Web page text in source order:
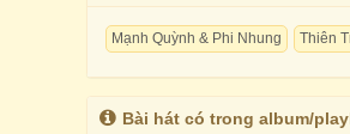
Mạnh Quỳnh & Phi Nhung Thiên
Bài hát có trong album/